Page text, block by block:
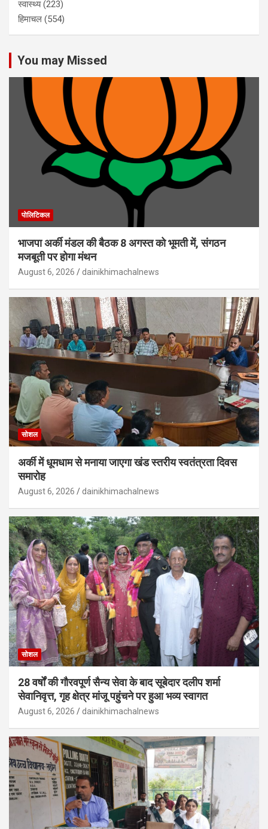
स्वास्थ्य(223)
हिमाचल (554)
You may Missed
पोलिटिकल
भाजपा अर्की मंडल की बैठक 8 अगस्त को भूमती में, संगठन
मजबूती पर होगा मंथन
August 6, 2026 dainikhimachalnews
सोशल
अर्की में धूमधाम से मनाया जाएगा खंड स्तरीय स्वतंत्रता दिवस
समारोह
August 6, 2026 dainikhimachalnews
सोशल
28 वर्षों की गौरवपूर्ण सैन्य सेवा के बाद सूबेदार दलीप शर्मा
सेवानिवृत्त, गृह क्षेत्र मांजू पहुंचने पर हुआ भव्य स्वागत
August 6, 2026 dainikhimachalnews